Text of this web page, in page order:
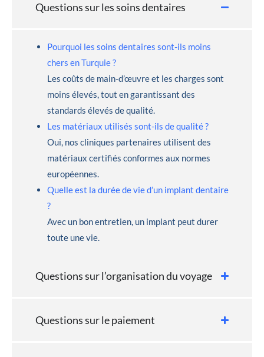
Questions sur les soins dentaires
Pourquoi les soins dentaires sont-ils moins
chers en Turquie ?
Les coûts de main-d’œuvre et les charges sont
moins élevés, tout en garantissant des
standards élevés de qualité.
Les matériaux utilisés sont-ils de qualité ?
Oui, nos cliniques partenaires utilisent des
matériaux certifiés conformes aux normes
européennes.
Quelle est la durée de vie d’un implant dentaire
?
Avec un bon entretien, un implant peut durer
toute une vie.
Questions sur l’organisation du voyage
Questions sur le paiement